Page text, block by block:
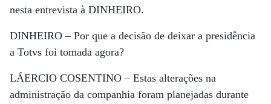
nesta entrevista à DINHEIRO.
DINHEIRO –Por que a decisão de deixar a presidência
a Totvs foi tomada agora?
LÁERCIO COSENTINO –Estas alterações na
administração da companhia foram planejadas durante